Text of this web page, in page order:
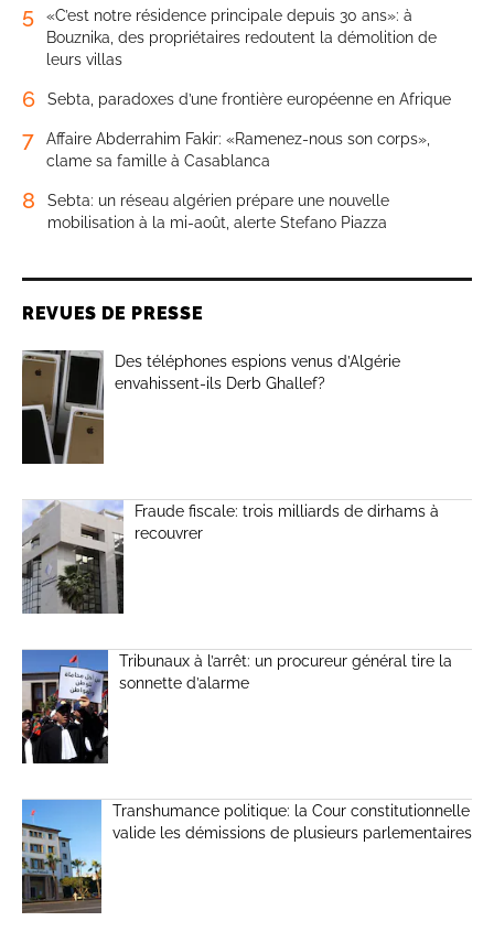
5
«C’est notre résidence principale depuis 30 ans»: à
Bouznika, des propriétaires redoutent la démolition de
leurs villas
6 Sebta, paradoxes d’une frontière européenne en Afrique
7
Affaire Abderrahim Fakir: «Ramenez-nous son corps»,
clame sa famille à Casablanca
8
Sebta: un réseau algérien prépare une nouvelle
mobilisation à la mi-août, alerte Stefano Piazza
REVUES DE PRESSE
Des téléphones espions venus d’Algérie
envahissent-ils Derb Ghallef?
Fraude fiscale: trois milliards de dirhams à
recouvrer
Tribunaux à l’arrêt: un procureur général tire la
sonnette d’alarme
Transhumance politique: la Cour constitutionnelle
valide les démissions de plusieurs parlementaires